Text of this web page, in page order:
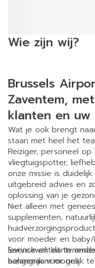
Wie zijn wij?
Brussels
Zaventem,
klanten en uw
Wat je ook brengt
staan met heel het
Reiziger, personeel
vliegtuigspotter,
onze missie is
uitgebreid advies en
oplossing van je
Niet alleen met
supplementen,
voor moeder en
levenskwaliteit te
aangenaam mogelijk
Service en
belangrijk voor ons.